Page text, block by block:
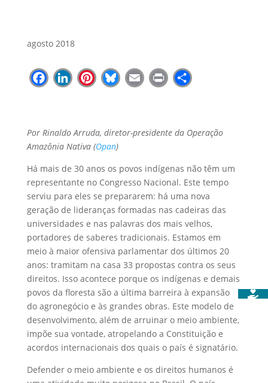
agosto 2018
Facebook
LinkedIn
Pinterest
Bluesky
Email
PrintShare
Por Rinaldo Arruda, diretor-presidente da Operação
Amazônia Nativa (Opan)
Há mais de 30 anos os povos indígenas não têm um
representante no Congresso Nacional. Este tempo
serviu para eles se prepararem: há uma nova
geração de lideranças formadas nas cadeiras das
universidades e nas palavras dos mais velhos,
portadores de saberes tradicionais. Estamos em
meio à maior ofensiva parlamentar dos últimos 20
anos: tramitam na casa 33 propostas contra os seus
direitos. Isso acontece porque os indígenas e demais
povos da floresta são a última barreira à expansão
do agronegócio e às grandes obras. Este modelo de
desenvolvimento, além de arruinar o meio ambiente,
impõe sua vontade, atropelando a Constituição e
acordos internacionais dos quais o país é signatário.
Defender o meio ambiente e os direitos humanos é